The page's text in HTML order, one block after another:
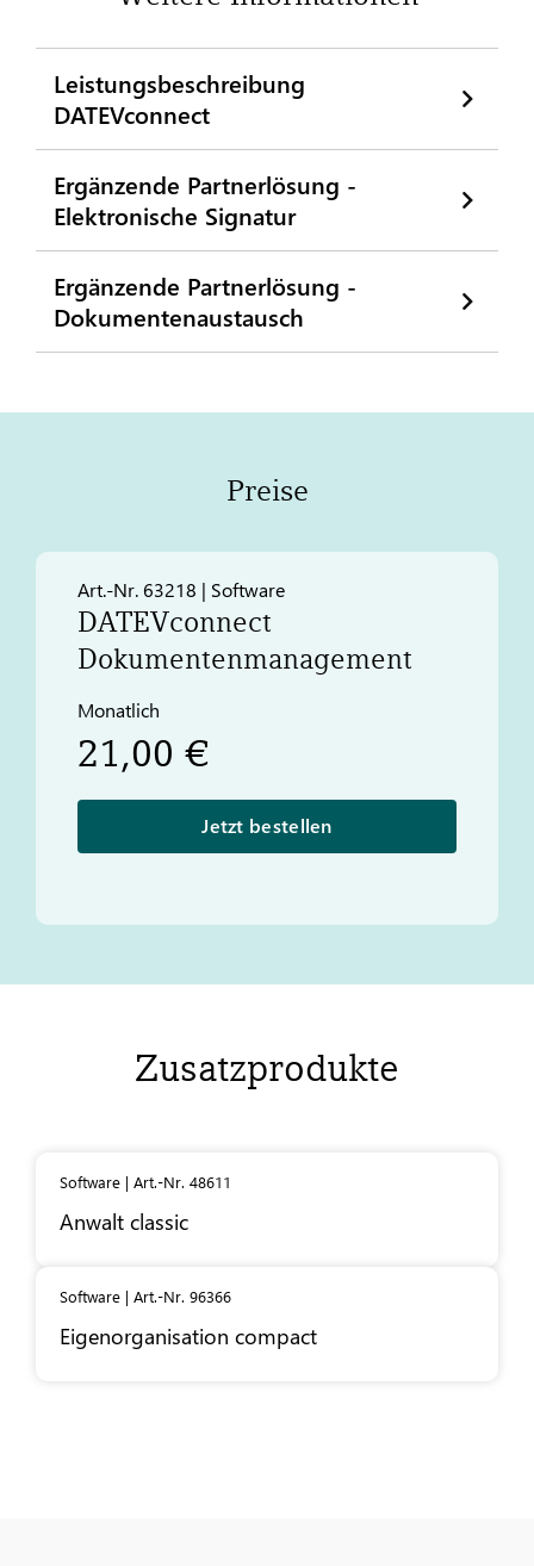
Leistungsbeschreibung
DATEVconnect
Ergänzende Partnerlösung -
Elektronische Signatur
Ergänzende Partnerlösung -
Dokumentenaustausch
Preise
Art.-Nr. 63218 | Software
DATEVconnect
Dokumentenmanagement
Monatlich
21,00 €
Jetzt bestellen
Zusatzprodukte
Software | Art.-Nr. 48611
Anwalt classic
Software | Art.-Nr. 96366
Eigenorganisation compact